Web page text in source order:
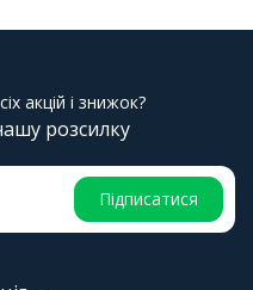
акцій і знижок?
розсилку
Підписатися